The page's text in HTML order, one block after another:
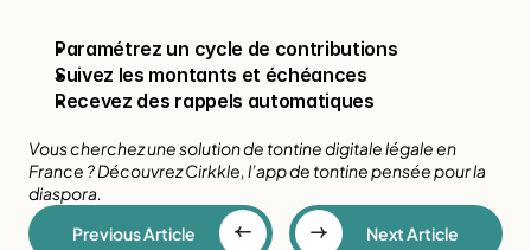
Paramétrez un cycle de contributions
Suivez les montants et échéances
Recevez des rappels automatiques
Vous cherchez une solution de tontine digitale légale en
France ? Découvrez Cirkkle, l’app de tontine pensée pour la
diaspora.
Previous Article
Next Article